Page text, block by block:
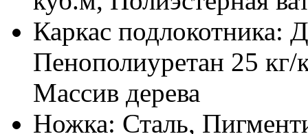
Каркас
Пенополиуретан 25 кг/
Массив дерева
Ножка: Сталь,